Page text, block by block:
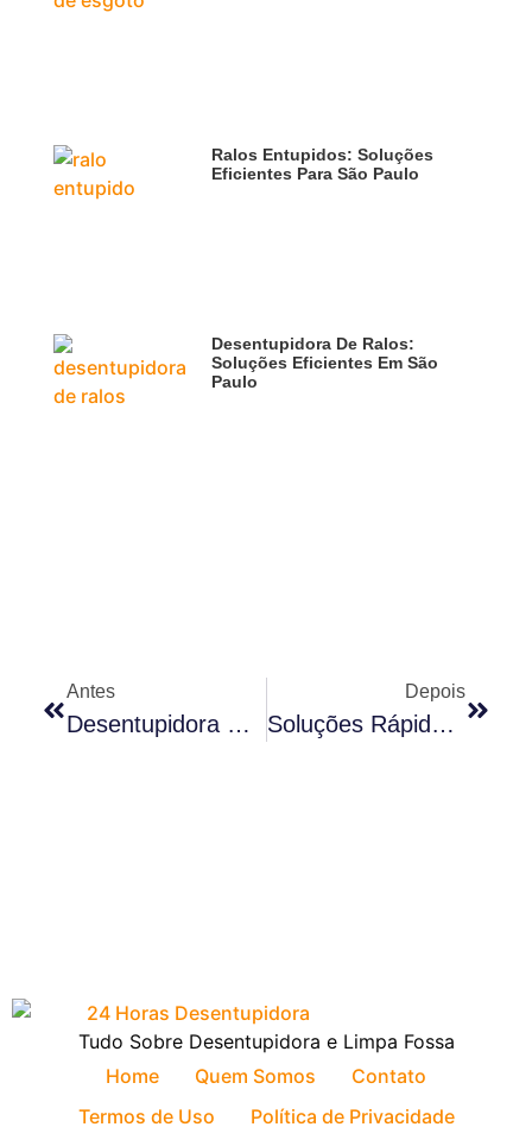
Ralos Entupidos: Soluções
Eficientes Para São Paulo
Desentupidora De Ralos:
Soluções Eficientes Em São
Paulo
Antes
Desentupidora De Esgoto: Serviço Rápido E Seguro
Depois
Soluções Rápidas Para Desentupir Seu Vaso Sanitário
Tudo Sobre Desentupidora e Limpa Fossa
Home
Quem Somos
Contato
Termos de Uso
Política de Privacidade